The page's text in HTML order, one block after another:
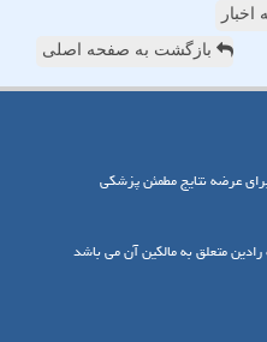
بازگشت به صفحه اصلی
عرضه نتایج مطمئن پزشکی